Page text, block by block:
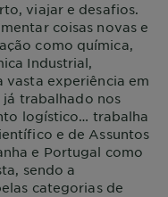
viajar e desafios.
coisas novas e
como química,
Industrial,
vasta experiência em
já trabalhado nos
logístico… trabalha
e de Assuntos
e Portugal como
sendo a
categorias de